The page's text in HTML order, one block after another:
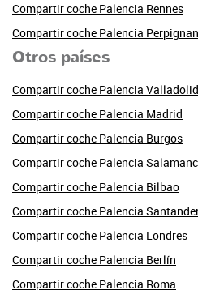
Compartir coche Palencia Rennes
Compartir coche Palencia Perpignan
Otros países
Compartir coche Palencia Valladolid
Compartir coche Palencia Madrid
Compartir coche Palencia Burgos
Compartir coche Palencia
Compartir coche Palencia Bilbao
Compartir coche Palencia
Compartir coche Palencia Londres
Compartir coche Palencia Berlín
Compartir coche Palencia Roma